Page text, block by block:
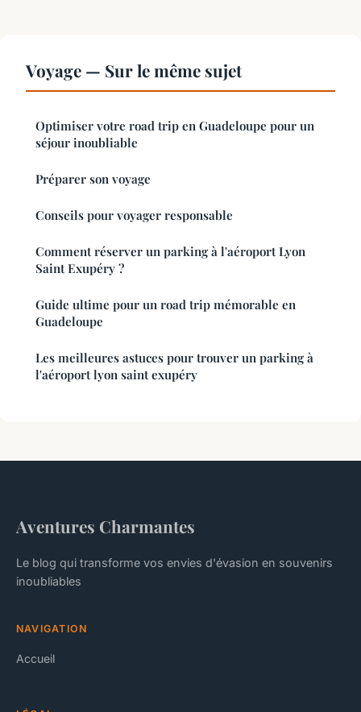
Voyage — Sur le même sujet
Optimiser votre road trip en Guadeloupe pour un
séjour inoubliable
Préparer son voyage
Conseils pour voyager responsable
Comment réserver un parking à l'aéroport Lyon
Saint Exupéry ?
Guide ultime pour un road trip mémorable en
Guadeloupe
Les meilleures astuces pour trouver un parking à
l'aéroport lyon saint exupéry
Aventures Charmantes
Le blog qui transforme vos envies d'évasion en souvenirs
inoubliables
NAVIGATION
Accueil